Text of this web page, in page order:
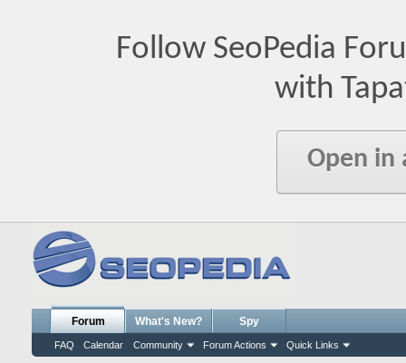
Follow SeoPedia
with
Open in
Forum
FAQ Calendar Community Forum Actions Quick Links
What's New? Spy